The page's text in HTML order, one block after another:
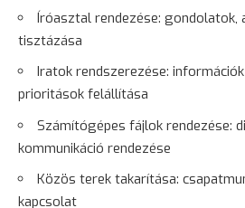
Íróasztal rendezése: gondolatok,
tisztázása
Iratok rendszerezése:
prioritások felállítása
Számítógépes fájlok rendezése:
kommunikáció rendezése
Közös terek takarítása:
kapcsolat